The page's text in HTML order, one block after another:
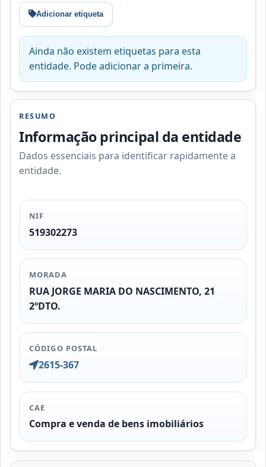
Adicionar etiqueta
Ainda não existem etiquetas para esta
entidade. Pode adicionar a primeira.
RESUMO
Informação principal da entidade
Dados essenciais para identificar rapidamente a
entidade.
NIF
519302273
MORADA
RUA JORGE MARIA DO NASCIMENTO, 21
2ºDTO.
CÓDIGO POSTAL
2615-367
CAE
Compra e venda de bens imobiliários